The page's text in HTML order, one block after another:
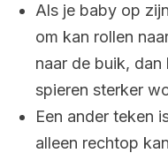
Als je baby op
om kan rollen
naar de buik,
spieren sterker
Een ander teken
alleen rechtop